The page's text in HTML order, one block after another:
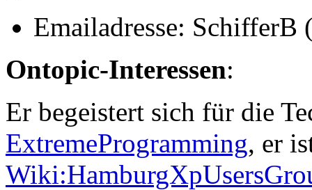
Emailadresse: SchifferB
Ontopic-Interessen:
Er begeistert sich für die
ExtremeProgramming, er